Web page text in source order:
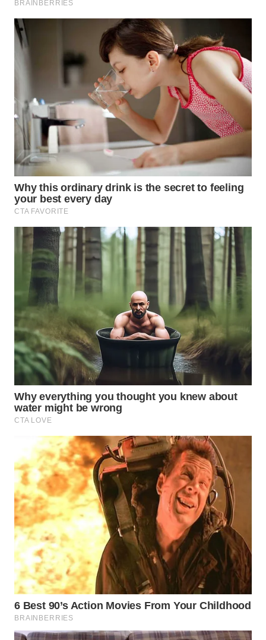
WN
TAPANULI
WN
TEBING
TINGGI
WN
PAKPAK
WN
WN
BEKASI
BOGOR
WN
DEPOK
WN
TAPANULI
UTARA
WN
SAMOSIR
WN
PADANG
LAWAS
WN
SUMEDANG
WN
CIANJUR